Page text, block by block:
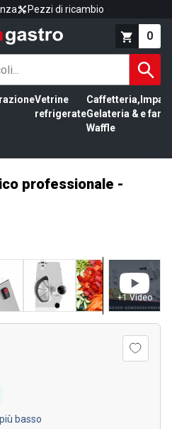
Pezzi di ricambio
0
Vetrine
refrigerate
Caffetteria,
Gelateria &
Waffle
e
professionale -
+1 Video
basso